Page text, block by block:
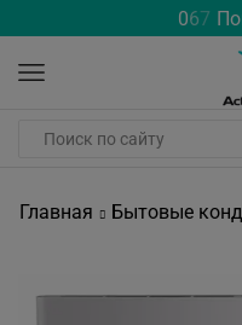
067
Главная Бытовые